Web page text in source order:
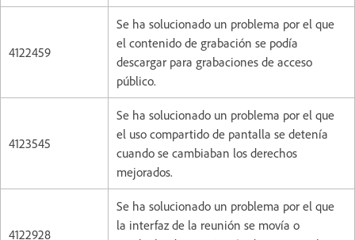
4122459
Se ha solucionado un problema por el que
el contenido de grabación se podía
descargar para grabaciones de acceso
público.
4123545
Se ha solucionado un problema por el que
el uso compartido de pantalla se detenía
cuando se cambiaban los derechos
mejorados.
4122928
Se ha solucionado un problema por el que
la interfaz de la reunión se movía o